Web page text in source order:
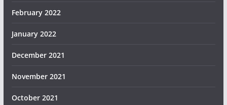
February 2022
January 2022
December 2021
November 2021
October 2021